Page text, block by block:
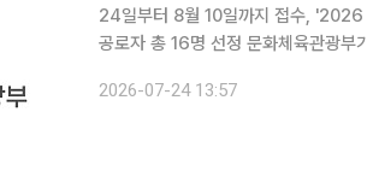
24일부터 8월 10일까지 접수, '2026
공로자 총 16명 선정 문화체육관광부가 광고산업 발전과 문화 창달에 기여한 유공자를 발굴해 포상
10일까지 포상 후보자를 추천받는다.
2026-07-24 13:57